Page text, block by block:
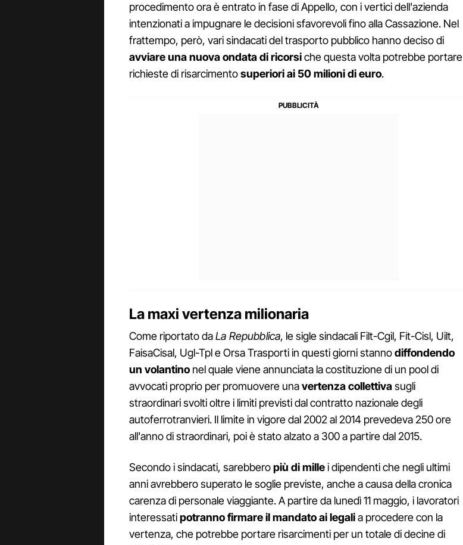
procedimento ora è entrato in fase di Appello, con i vertici dell'azienda
intenzionati a impugnare le decisioni sfavorevoli fino alla Cassazione. Nel
frattempo, però, vari sindacati del trasporto pubblico hanno deciso di
avviare una nuova ondata di ricorsiche questa volta potrebbe portare
richieste di risarcimentosuperiori ai 50 milioni di euro.
La maxi vertenza milionaria
Come riportato daLa Repubblica, le sigle sindacali Filt-Cgil, Fit-Cisl, Uilt,
FaisaCisal, Ugl-Tpl e Orsa Trasporti in questi giorni stannodiffondendo
un volantino nel quale viene annunciata la costituzione di un pool di
avvocati proprio per promuovere unavertenza collettivasugli
straordinari svolti oltre i limiti previsti dal contratto nazionale degli
autoferrotranvieri. Il limite in vigore dal 2002 al 2014 prevedeva 250 ore
all'anno di straordinari, poi è stato alzato a 300 a partire dal 2015.
Secondo i sindacati, sarebberopiù di millei dipendenti che negli ultimi
anni avrebbero superato le soglie previste, anche a causa della cronica
carenza di personale viaggiante. A partire da lunedì 11 maggio, i lavoratori
interessatipotranno firmare il mandato ai legalia procedere con la
vertenza, che potrebbe portare risarcimenti per un totale di decine di